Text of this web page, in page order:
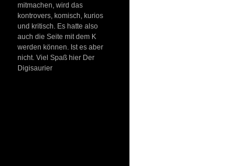
mitmachen, wird das
kontrovers, komisch, kurios
und kritisch. Es hatte also
auch die Seite mit dem K
werden können. Ist es aber
nicht. Viel Spaß hier Der
Digisaurier